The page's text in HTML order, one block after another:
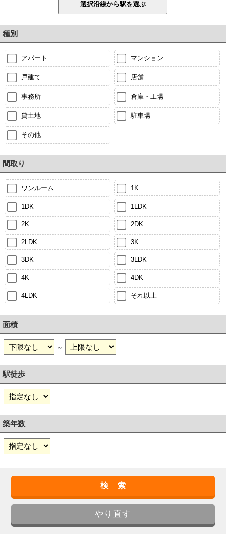
種別
アパート マンション
戸建て 店舗
事務所 倉庫・工場
貸土地 駐車場
その他
間取り
ワンルーム 1K
1DK 1LDK
2K 2DK
2LDK 3K
3DK 3LDK
4K 4DK
4LDK それ以上
面積
～
駅徒歩
築年数